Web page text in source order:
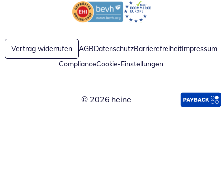
Öffnet in neuem FensterÖffnet in neuem Fenster
Vertrag widerrufen AGBDatenschutzBarrierefreiheitImpressum
ComplianceCookie-Einstellungen
© 2026 heine